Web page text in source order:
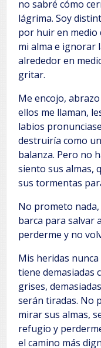
no sabré cómo
lágrima. Soy
por huir en medio
mi alma e ignorar
alrededor en
gritar.
Me encojo,
ellos me llaman,
labios
destruiría como
balanza. Pero no
siento sus almas,
sus tormentas
No prometo
barca para salvar
perderme y no
Mis heridas
tiene demasiadas
grises,
serán tiradas. No
mirar sus almas,
refugio y
el camino más